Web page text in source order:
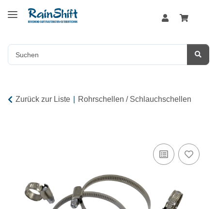
Zurück zur Liste Rohrschellen / Schlauchschellen